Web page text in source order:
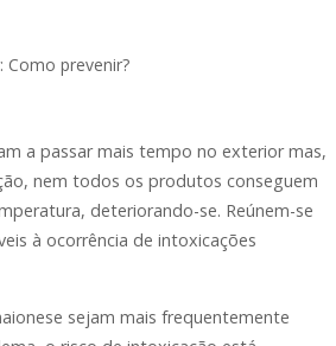
a passar mais tempo no exterior mas,
nem todos os produtos conseguem
deteriorando-se. Reúnem-se
à ocorrência de intoxicações
sejam mais frequentemente